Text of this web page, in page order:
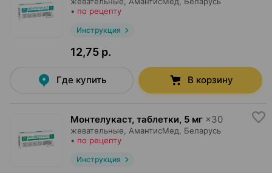
• по рецепту
Инструкция
12,75 р.
Где купить В корзину
Монтелукаст, таблетки, 5 мг ×30
жевательные, АмантисМед , Беларусь
• по рецепту
Инструкция